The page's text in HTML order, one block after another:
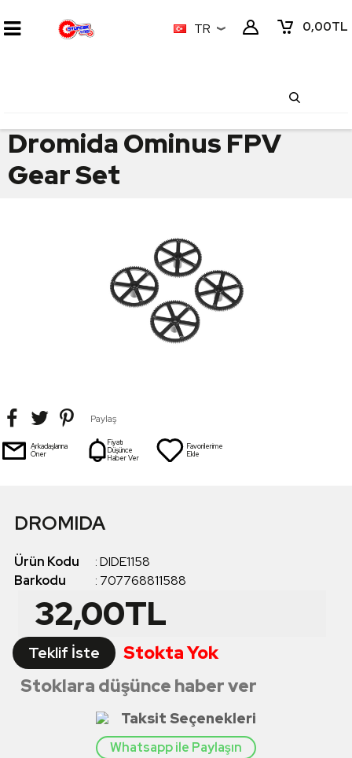
0,00TL
TR
Dromida Ominus FPV
Gear Set
Paylaş
Arkadaşlarına
Öner
Fiyatı
Düşünce
Haber Ver
Favorilerime
Ekle
DROMIDA
Ürün Kodu :DIDE1158
Barkodu
: 707768811588
32,00TL
Teklif İste
Stokta Yok
Stoklara düşünce haber ver
Taksit Seçenekleri
Whatsapp ile Paylaşın